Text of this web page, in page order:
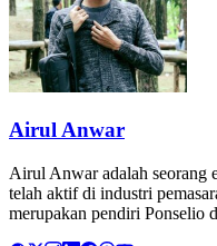
Airul Anwar
Airul Anwar adalah seorang
telah aktif di industri
merupakan pendiri Ponselio